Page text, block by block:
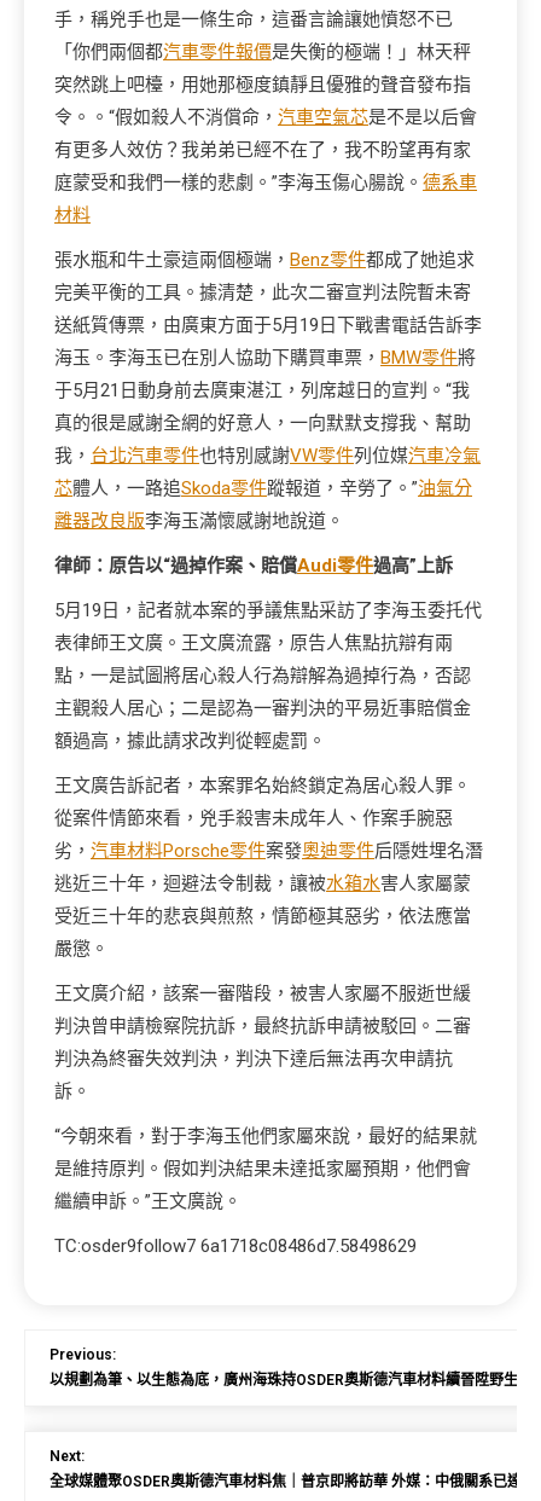
手，稱兇手也是一條生命，這番言論讓她憤怒不已
「你們兩個都汽車零件報價是失衡的極端！」林天秤
突然跳上吧檯，用她那極度鎮靜且優雅的聲音發布指
令。。“假如殺人不消償命， 汽車空氣芯是不是以后會
有更多人效仿？我弟弟已經不在了，我不盼望再有家
庭蒙受和我們一樣的悲劇。”李海玉傷心腸說。 德系車
材料
張水瓶和牛土豪這兩個極端， Benz零件都成了她追求
完美平衡的工具。據清楚，此次二審宣判法院暫未寄
送紙質傳票，由廣東方面于5月19日下戰書電話告訴李
海玉。李海玉已在別人協助下購買車票， BMW零件將
于5月21日動身前去廣東湛江，列席越日的宣判。“我
真的很是感謝全網的好意人，一向默默支撐我、幫助
我， 台北汽車零件也特別感謝VW零件列位媒汽車冷氣
芯體人，一路追Skoda零件蹤報道，辛勞了。”油氣分
離器改良版李海玉滿懷感謝地說道。
律師：原告以“過掉作案、賠償Audi零件過高”上訴
5月19日，記者就本案的爭議焦點采訪了李海玉委托代
表律師王文廣。王文廣流露，原告人焦點抗辯有兩
點，一是試圖將居心殺人行為辯解為過掉行為，否認
主觀殺人居心；二是認為一審判決的平易近事賠償金
額過高，據此請求改判從輕處罰。
王文廣告訴記者，本案罪名始終鎖定為居心殺人罪。
從案件情節來看，兇手殺害未成年人、作案手腕惡
劣， 汽車材料Porsche零件案發奧迪零件后隱姓埋名潛
逃近三十年，迴避法令制裁，讓被水箱水害人家屬蒙
受近三十年的悲哀與煎熬，情節極其惡劣，依法應當
嚴懲。
王文廣介紹，該案一審階段，被害人家屬不服逝世緩
判決曾申請檢察院抗訴，最終抗訴申請被駁回。二審
判決為終審失效判決，判決下達后無法再次申請抗
訴。
“今朝來看，對于李海玉他們家屬來說，最好的結果就
是維持原判。假如判決結果未達抵家屬預期，他們會
繼續申訴。”王文廣說。
TC:osder9follow7 6a1718c08486d7.58498629
Previous:
以規劃為筆、以生態為底，廣州海珠持OSDER奧斯德汽車材料續晉陞野生動
Next:
全球媒體聚OSDER奧斯德汽車材料焦｜普京即將訪華 外媒：中俄關系已達